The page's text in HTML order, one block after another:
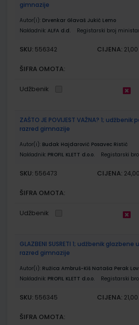
gimnazije
Autor(i): Drvenkar Glavaš Jukić Lemo
Nakladnik: ALFA d.d. Registarski broj
SKU: 556342 CIJENA:
ŠIFRA OMOTA:
Udžbenik
ZAŠTO JE POVIJEST VAŽNA? 1;
razred gimnazije
Autor(i): Budak Hajdarović Posavec Ristić
Nakladnik: PROFIL KLETT d.o.o. Registarski
SKU: 556473 CIJENA:
ŠIFRA OMOTA:
Udžbenik
GLAZBENI SUSRETI 1; udžbenik
razred gimnazije
Autor(i): Ružica Ambruš-Kiš Nataša Perak
Nakladnik: PROFIL KLETT d.o.o. Registarski
SKU: 556345 CIJENA:
ŠIFRA OMOTA: